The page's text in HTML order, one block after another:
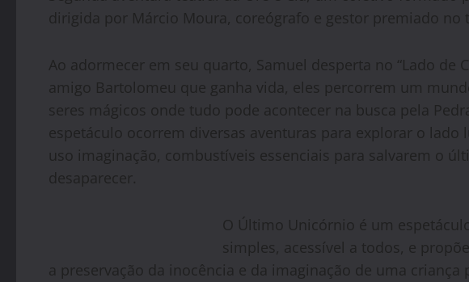
dirigida por Márcio Moura, coreógrafo e gestor premiado no
Ao adormecer em seu quarto, Samuel desperta no “Lado de
amigo Bartolomeu que ganha vida, eles percorrem um
seres mágicos onde tudo pode acontecer na busca pela
espetáculo ocorrem diversas aventuras para explorar o
uso imaginação, combustíveis essenciais para salvarem o
desaparecer.
O Último Unicórnio é um
simples, acessível a todos, e
a preservação da inocência e da imaginação de uma